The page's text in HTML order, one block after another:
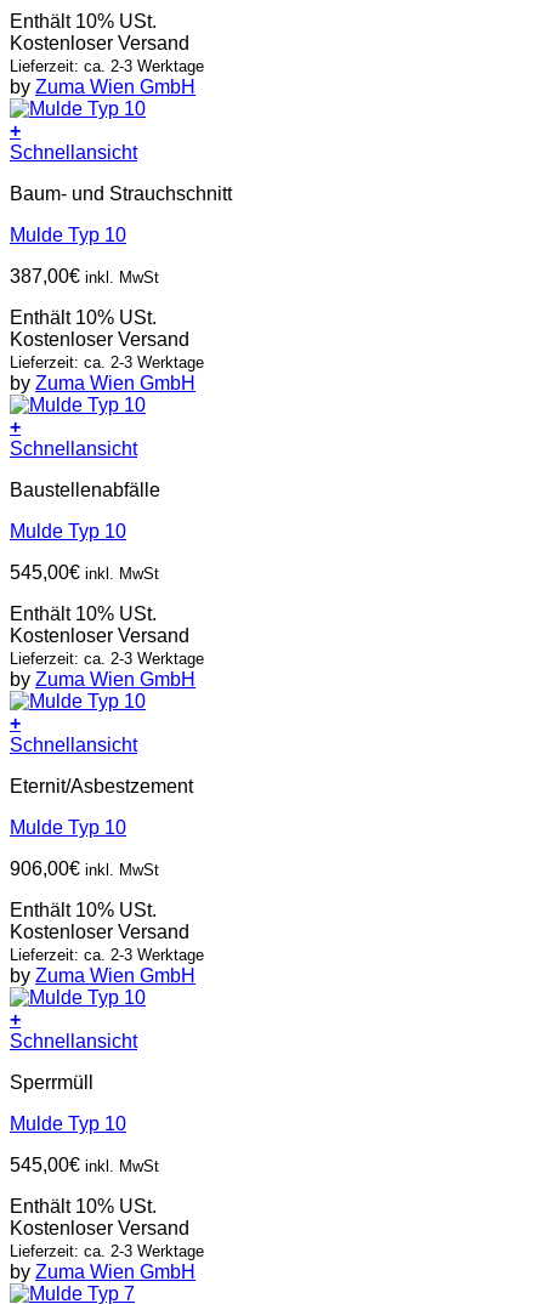
Enthält 10% USt.
Kostenloser Versand
Lieferzeit: ca. 2-3 Werktage
by Zuma Wien GmbH
+
Schnellansicht
Baum- und Strauchschnitt
Mulde Typ 10
387,00€ inkl. MwSt
Enthält 10% USt.
Kostenloser Versand
Lieferzeit: ca. 2-3 Werktage
by Zuma Wien GmbH
+
Schnellansicht
Baustellenabfälle
Mulde Typ 10
545,00€ inkl. MwSt
Enthält 10% USt.
Kostenloser Versand
Lieferzeit: ca. 2-3 Werktage
by Zuma Wien GmbH
+
Schnellansicht
Eternit/Asbestzement
Mulde Typ 10
906,00€ inkl. MwSt
Enthält 10% USt.
Kostenloser Versand
Lieferzeit: ca. 2-3 Werktage
by Zuma Wien GmbH
+
Schnellansicht
Sperrmüll
Mulde Typ 10
545,00€ inkl. MwSt
Enthält 10% USt.
Kostenloser Versand
Lieferzeit: ca. 2-3 Werktage
by Zuma Wien GmbH